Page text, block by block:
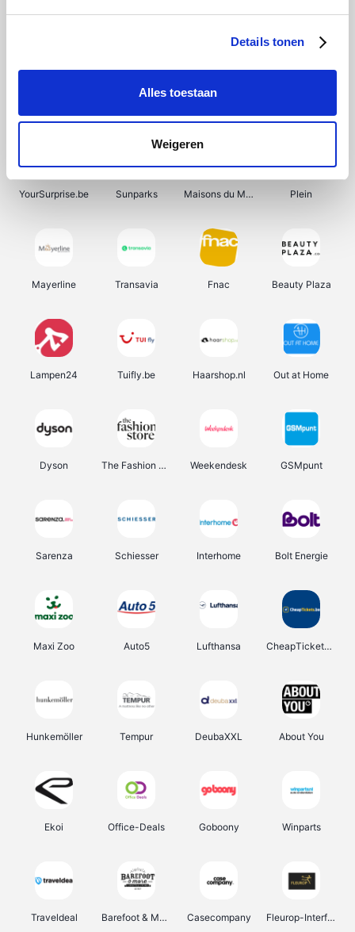
Details tonen
Alles toestaan
Weigeren
Shein Bergfreunde Pazzox Smartwatchbanden
YourSurprise.be Sunparks Maisons du Monde Plein
Mayerline Transavia Fnac Beauty Plaza
Lampen24 Tuifly.be Haarshop.nl Out at Home
Dyson The Fashion Store Weekendesk GSMpunt
Sarenza Schiesser Interhome Bolt Energie
Maxi Zoo Auto5 Lufthansa CheapTickets.be
Hunkemöller Tempur DeubaXXL About You
Ekoi Office-Deals Goboony Winparts
Traveldeal Barefoot & More Casecompany Fleurop-Interflora